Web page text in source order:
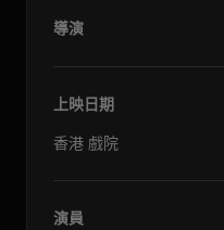
導演
上映日期
香港 戲院
演員